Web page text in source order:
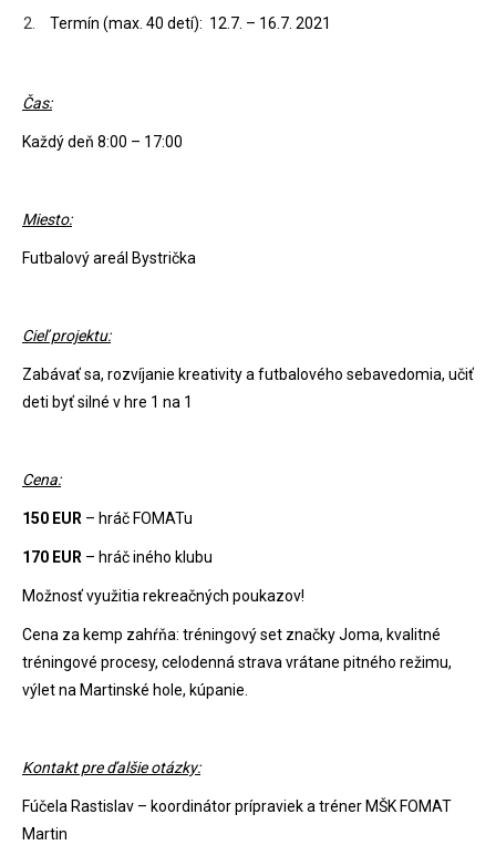
Termín (max. 40 detí): 12.7. – 16.7. 2021
Čas:
Každý deň 8:00 – 17:00
Miesto:
Futbalový areál Bystrička
Cieľ projektu:
Zabávať sa, rozvíjanie kreativity a futbalového sebavedomia, učiť
deti byť silné v hre 1 na 1
Cena:
150 EUR – hráč FOMATu
170 EUR – hráč iného klubu
Možnosť využitia rekreačných poukazov!
Cena za kemp zahŕňa: tréningový set značky Joma, kvalitné
tréningové procesy, celodenná strava vrátane pitného režimu,
výlet na Martinské hole, kúpanie.
Kontakt pre ďalšie otázky:
Fúčela Rastislav – koordinátor prípraviek a tréner MŠK FOMAT
Martin